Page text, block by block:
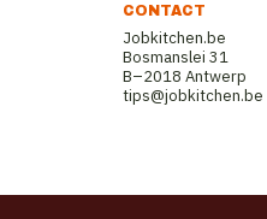
CONTACT
Jobkitchen.be
Bosmanslei 31
B–2018 Antwerp
tips@jobkitchen.be